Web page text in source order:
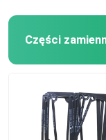
Części